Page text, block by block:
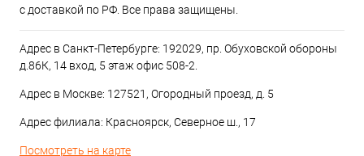
с доставкой по РФ. Все права защищены.
Адрес в Санкт-Петербурге: 192029, пр. Обуховской обороны
д.86К, 14 вход, 5 этаж офис 508-2.
Адрес в Москве: 127521, Огородный проезд, д. 5
Адрес филиала: Красноярск, Северное ш., 17
Посмотреть на карте